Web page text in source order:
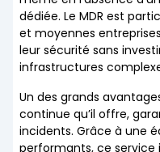
dédiée. Le MDR est
et moyennes
leur sécurité sans
infrastructures
Un des grands
continue qu’il offre,
incidents. Grâce à une
performants, ce service